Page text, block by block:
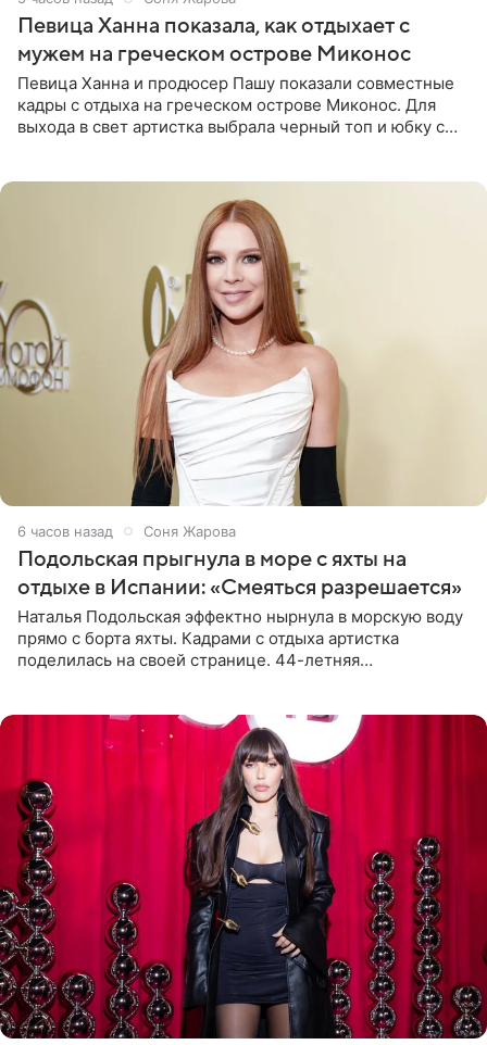
Певица Ханна показала, как отдыхает с
мужем на греческом острове Миконос
Певица Ханна и продюсер Пашу показали совместные
кадры с отдыха на греческом острове Миконос. Для
выхода в свет артистка выбрала черный топ и юбку с
6 часов назад Соня Жарова
Подольская прыгнула в море с яхты на
отдыхе в Испании: «Смеяться разрешается»
Наталья Подольская эффектно нырнула в морскую воду
прямо с борта яхты. Кадрами с отдыха артистка
поделилась на своей странице. 44-летняя